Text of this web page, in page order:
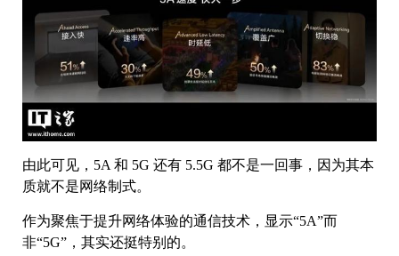
由此可见，5A 和 5G 还有 5.5G 都不是一回事，因为其本
质就不是网络制式。
作为聚焦于提升网络体验的通信技术，显示“5A”而
非“5G”，其实还挺特别的。